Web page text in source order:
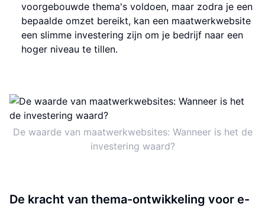
voorgebouwde thema's voldoen, maar zodra je een
bepaalde omzet bereikt, kan een maatwerkwebsite
een slimme investering zijn om je bedrijf naar een
hoger niveau te tillen.
De waarde van maatwerkwebsites: Wanneer is het de
investering waard?
De kracht van thema-ontwikkeling voor e-